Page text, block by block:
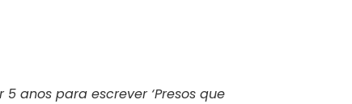
anos para escrever ‘Presos que